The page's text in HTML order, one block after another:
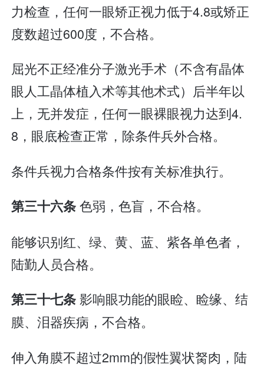
力检查，任何一眼矫正视力低于4.8或矫正
度数超过600度，不合格。
屈光不正经准分子激光手术（不含有晶体
眼人工晶体植入术等其他术式）后半年以
上，无并发症，任何一眼裸眼视力达到4.
8，眼底检查正常，除条件兵外合格。
条件兵视力合格条件按有关标准执行。
第三十六条色弱，色盲，不合格。
能够识别红、绿、黄、蓝、紫各单色者，
陆勤人员合格。
第三十七条影响眼功能的眼睑、睑缘、结
膜、泪器疾病，不合格。
伸入角膜不超过2mm的假性翼状胬肉，陆